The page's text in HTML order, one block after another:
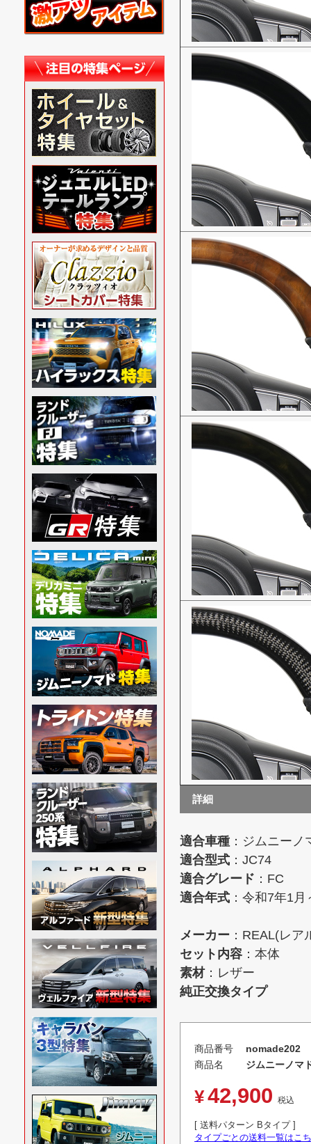
詳細
適合車種 ：ジムニー
適合型式 ：JC74
適合グレード ：FC
適合年式 ：令和7年1月
メーカー ：REAL(レア
セット内容 ：本体
素材：レザー
純正交換タイプ
商品番号
nomade202
商品名
ジムニーノマ
¥42,900 税込
送料パターン Bタイプ
タイプごとの送料一覧はこ